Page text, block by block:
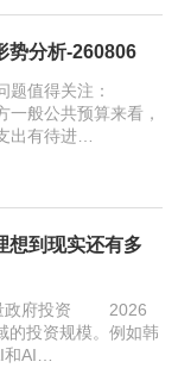
势分析-260806
问题值得关注：
般公共预算来看，
出有待进…
到现实还有多
量政府投资 2026
的投资规模。例如韩
AI…